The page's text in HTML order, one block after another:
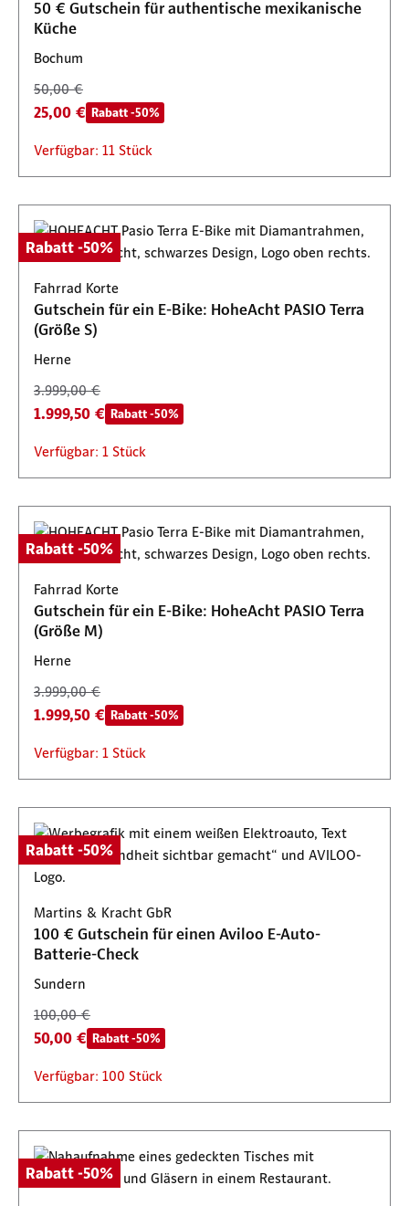
50 € Gutschein für authentische mexikanische
Küche
Bochum
50,00 €
25,00 € Rabatt -50%
Verfügbar: 11 Stück
Rabatt -50%
Fahrrad Korte
Gutschein für ein E-Bike: HoheAcht PASIO Terra
(Größe S)
Herne
3.999,00 €
1.999,50 € Rabatt -50%
Verfügbar: 1 Stück
Rabatt -50%
Fahrrad Korte
Gutschein für ein E-Bike: HoheAcht PASIO Terra
(Größe M)
Herne
3.999,00 €
1.999,50 € Rabatt -50%
Verfügbar: 1 Stück
Rabatt -50%
Martins & Kracht GbR
100 € Gutschein für einen Aviloo E-Auto-
Batterie-Check
Sundern
100,00 €
50,00 € Rabatt -50%
Verfügbar: 100 Stück
Rabatt -50%